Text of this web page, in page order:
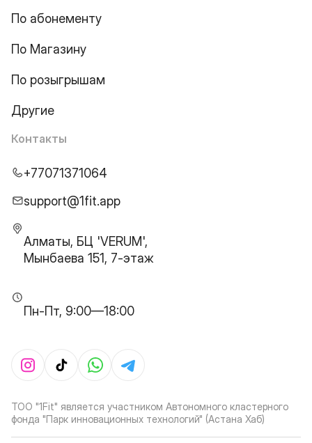
По абонементу
По Магазину
По розыгрышам
Другие
Контакты
+77071371064
support@1fit.app
Алматы, БЦ 'VERUM',
Мынбаева 151, 7-этаж
Пн-Пт, 9:00—18:00
ТОО "1Fit" является участником Автономного кластерного
фонда "Парк инновационных технологий" (Астана Хаб)